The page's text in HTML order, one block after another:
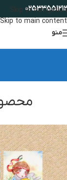
Skip to navigation
Skip to main content
02533551212
منو